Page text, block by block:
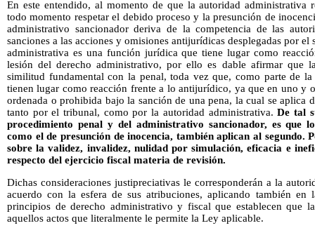
En este entendido, al momento de que la autoridad administrativa
todo momento respetar el debido proceso y la presunción de
administrativo sancionador deriva de la competencia de las
sanciones a las acciones y omisiones antijurídicas desplegadas por
administrativa es una función jurídica que tiene lugar como
lesión del derecho administrativo, por ello es dable afirmar que
similitud fundamental con la penal, toda vez que, como parte de
tienen lugar como reacción frente a lo antijurídico, ya que en uno y
ordenada o prohibida bajo la sanción de una pena, la cual se aplica
tanto por el tribunal, como por la autoridad administrativa.De tal
procedimiento penal y del administrativo sancionador, es que
como el de presunción de inocencia, también aplican al segundo.
sobre la validez, invalidez, nulidad por simulación, eficacia e
respecto del ejercicio fiscal materia de revisión.
Dichas consideraciones justipreciativas le corresponderán a la
acuerdo con la esfera de sus atribuciones, aplicando también en
principios de derecho administrativo y fiscal que establecen que
aquellos actos que literalmente le permite la Ley aplicable.